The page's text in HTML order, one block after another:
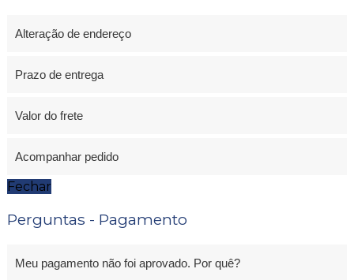
Alteração de endereço
Prazo de entrega
Valor do frete
Acompanhar pedido
Fechar
Perguntas - Pagamento
Meu pagamento não foi aprovado. Por quê?